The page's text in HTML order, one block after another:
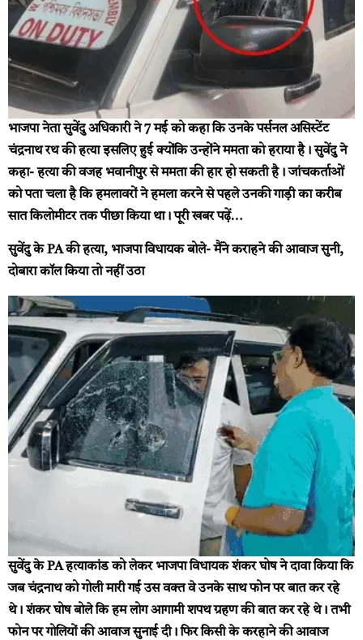
भाजपा नेता सुवेंदु अधिकारी ने 7 मई को कहा कि उनके पर्सनल असिस्टेंट
चंद्रनाथ रथ की हत्या इसलिए हुई क्योंकि उन्होंने ममता को हराया है। सुवेंदु ने
कहा- हत्या की वजह भवानीपुर से ममता की हार हो सकती है। जांचकर्ताओं
को पता चला है कि हमलावरों ने हमला करने से पहले उनकी गाड़ी का करीब
सात किलोमीटर तक पीछा किया था। पूरी खबर पढ़ें…
सुवेंदु के PA की हत्या, भाजपा विधायक बोले- मैंने कराहने की आवाज सुनी,
दोबारा कॉल किया तो नहीं उठा
सुवेंदु के PA हत्याकांड को लेकर भाजपा विधायक शंकर घोष ने दावा किया कि
जब चंद्रनाथ को गोली मारी गई उस वक्त वे उनके साथ फोन पर बात कर रहे
थे। शंकर घोष बोले कि हम लोग आगामी शपथ ग्रहण की बात कर रहे थे। तभी
फोन पर गोलियों की आवाज सुनाई दी। फिर किसी के करहाने की आवाज